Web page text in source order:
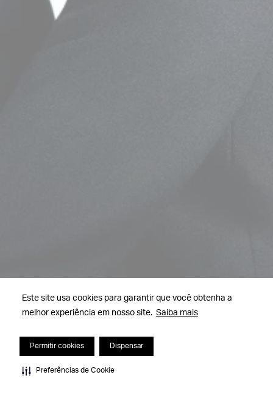
Este site usa cookies para garantir que você obtenha a
melhor experiência em nosso site. Saiba mais
Permitir cookies Dispensar
Preferências de Cookie